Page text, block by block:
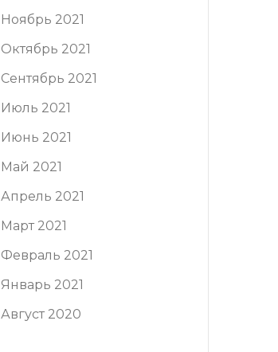
Ноябрь 2021
Октябрь 2021
Сентябрь 2021
Июль 2021
Июнь 2021
Май 2021
Апрель 2021
Март 2021
Февраль 2021
Январь 2021
Август 2020